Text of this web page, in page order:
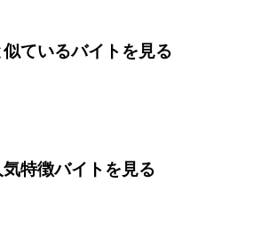
ているバイトを見る
特徴バイトを見る